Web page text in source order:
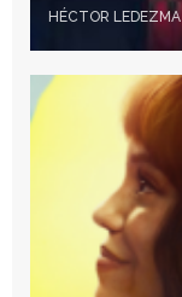
HÉCTOR LEDEZMA